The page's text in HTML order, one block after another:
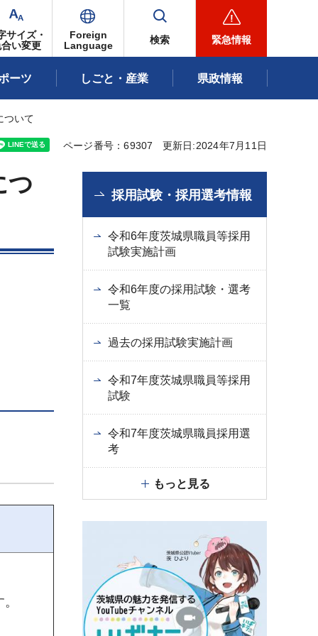
サイズ・
い変更
Foreign
Language
検索 緊急情報
ーツ しごと・産業 県政情報
ついて
ページ番号：69307 更新日:2024年7月11日
つ 採用試験・採用選考情報
令和6年度茨城県職員等採用
試験実施計画
令和6年度の採用試験・選考
一覧
過去の採用試験実施計画
令和7年度茨城県職員等採用
試験
令和7年度茨城県職員採用選
考
もっと見る